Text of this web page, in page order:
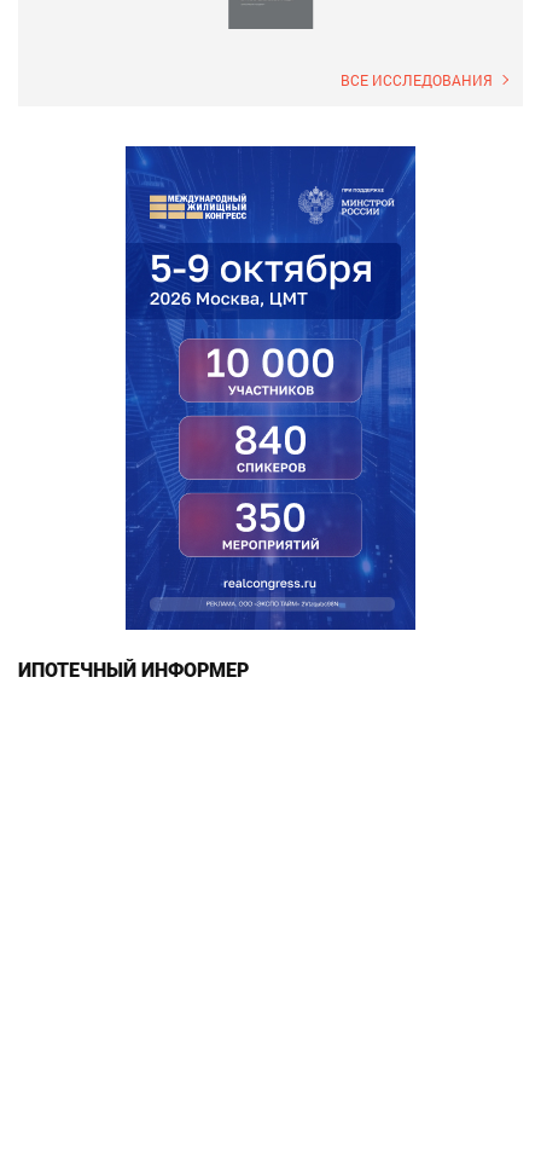
ВСЕ ИССЛЕДОВАНИЯ
ИПОТЕЧНЫЙ ИНФОРМЕР